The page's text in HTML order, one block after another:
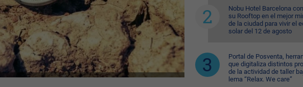
Nobu Hotel Barcelona
su Rooftop en el mejor
de la ciudad para vivir el
solar del 12 de agosto
Portal de Posventa,
que digitaliza distintos
de la actividad de taller
lema “Relax. We care”